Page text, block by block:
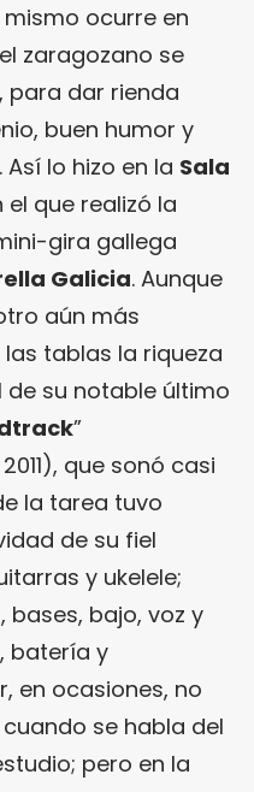
mismo ocurre en
zaragozano se
para dar rienda
buen humor y
lo hizo en la Sala
el que realizó la
gira gallega
Galicia. Aunque
aún más
tablas la riqueza
su notable último
”
que sonó casi
la tarea tuvo
de su fiel
y ukelele;
bases, bajo, voz y
, batería y
en ocasiones, no
se habla del
pero en la